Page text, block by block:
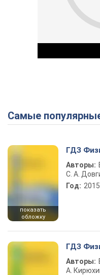
Самые
показать
обложку
ГДЗ
Авторы:
С. А.
Год: 2015
ГДЗ
Авторы:
А.